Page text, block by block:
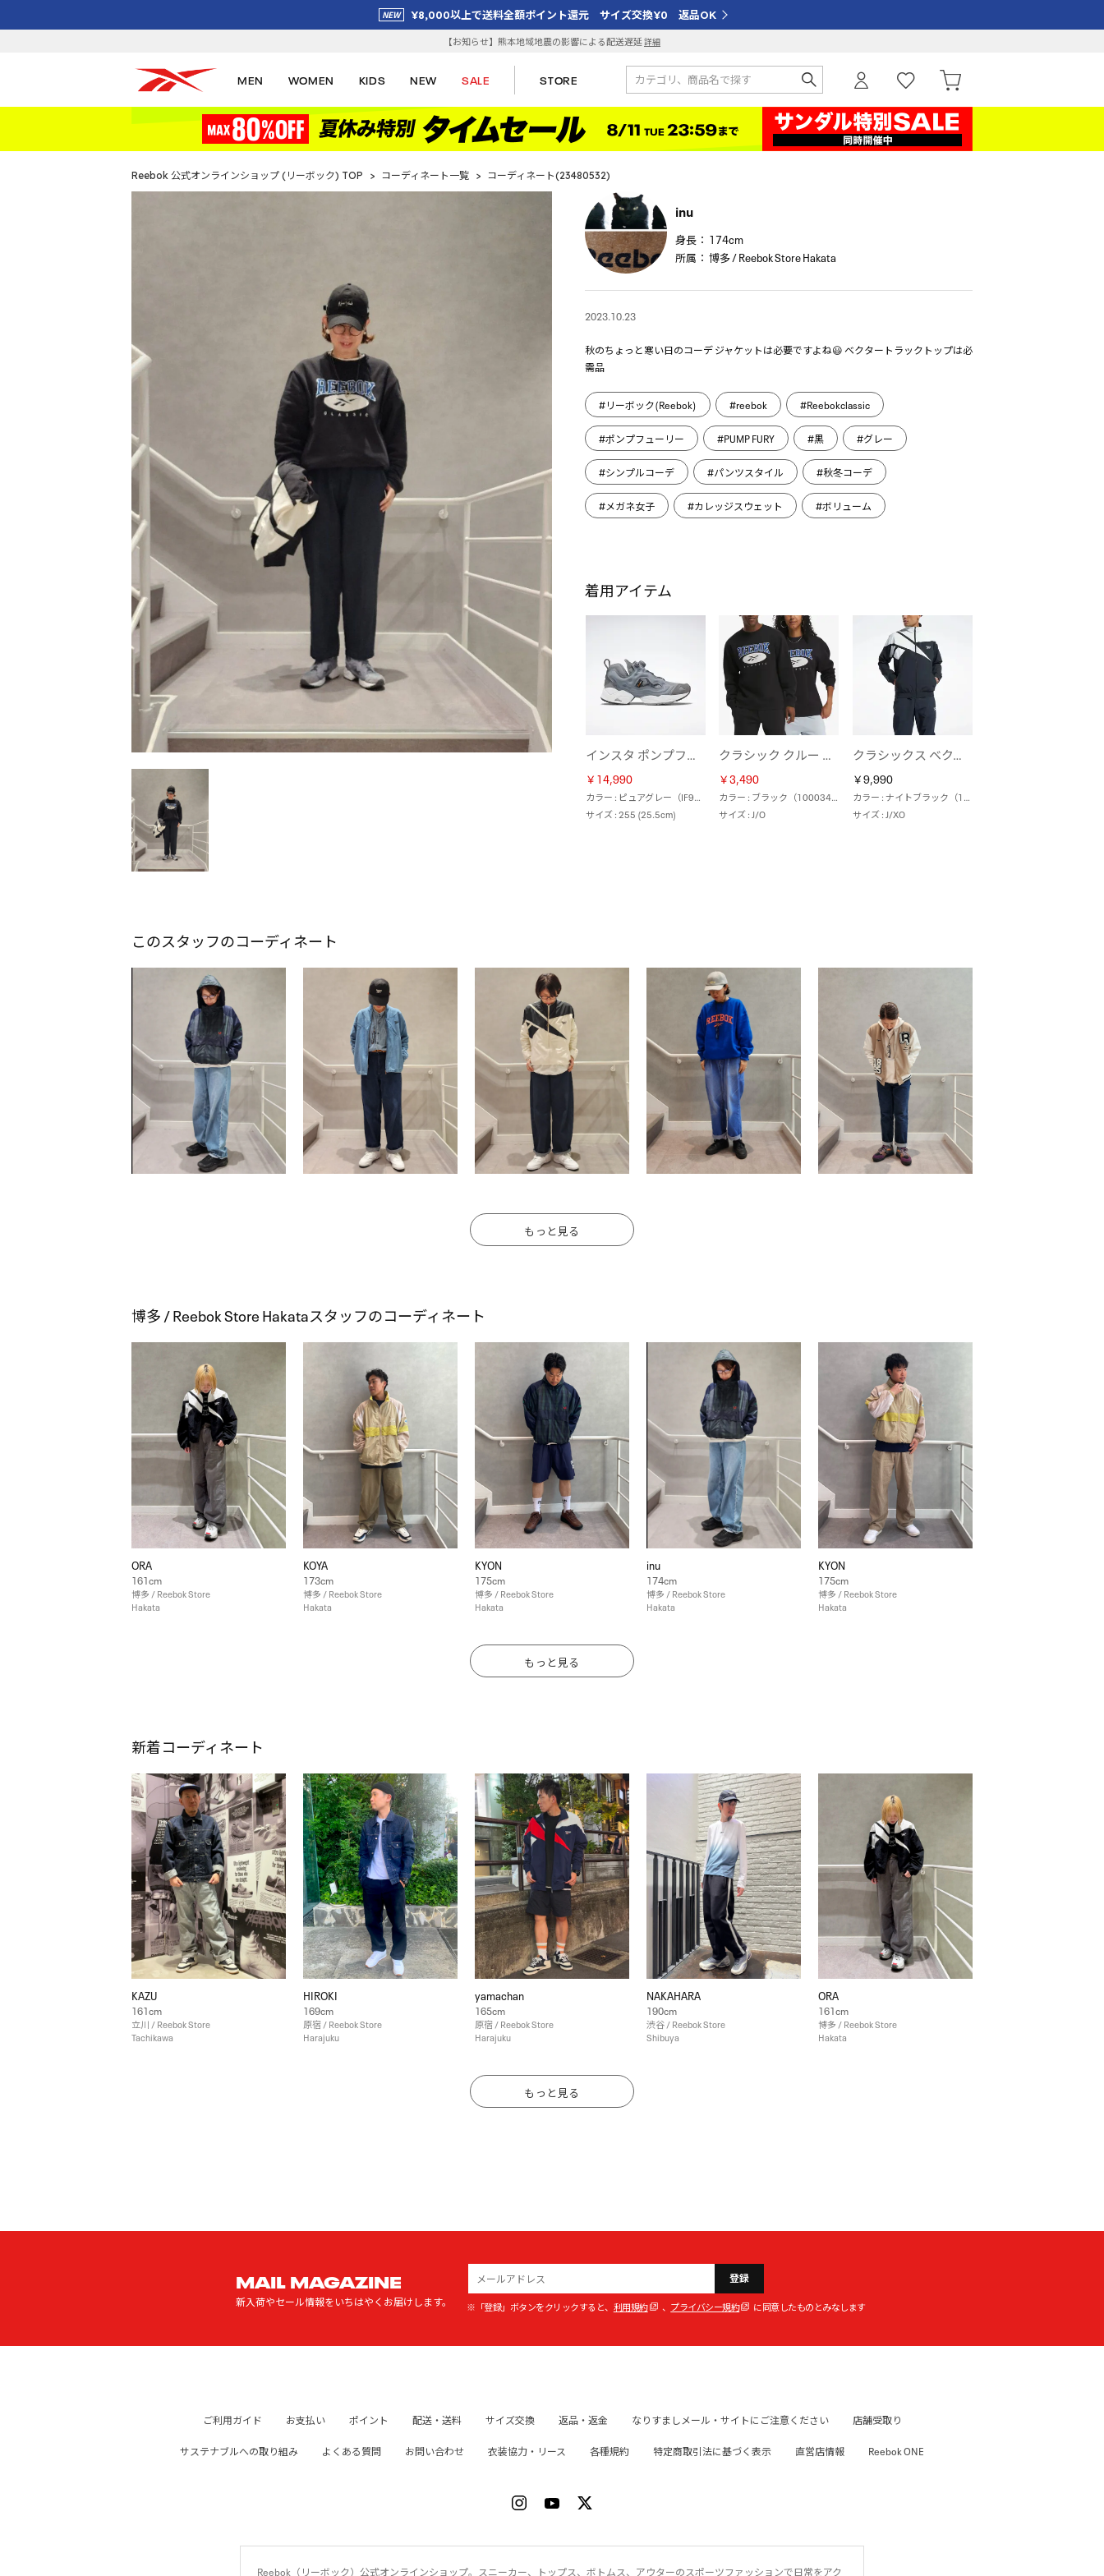
¥8,000以上で送料全額ポイント還元 サイズ交換¥0 返品OK
【お知らせ】熊本地域地震の影響による配送遅延詳細
MEN WOMEN KIDS NEW SALE STORE
Reebok 公式オンラインショップ (リーボック) TOP > コーディネート一覧 > コーディネート(23480532)
inu
身長： 174cm
所属： 博多 / Reebok Store Hakata
2023.10.23
秋のちょっと寒い日のコーデ ジャケットは必要ですよね😃 ベクタートラックトップは必
需品
#リーボック(Reebok) #reebok #Reebokclassic
#ポンプフューリー #PUMP FURY #黒 #グレー
#シンプルコーデ #パンツスタイル #秋冬コーデ
#メガネ女子 #カレッジスウェット #ボリューム
着用アイテム
インスタ ポンプフューリー 95 / INSTAPUMP FURY 95 （ピュアグレー）
￥14,990
カラー : ピュアグレー（IF9916）
サイズ : 255 (25.5cm)
クラシック クルー スウェット / CLASSIC AE CREW SEWAT （ブラック）
￥3,490
カラー : ブラック（100034602）
サイズ : J/O
クラシックス ベクター トラック ジャケット / Classics Vector Track Jacket （ナイトブラック）
￥9,990
カラー : ナイトブラック（100022968）
サイズ : J/XO
このスタッフのコーディネート
もっと見る
博多 / Reebok Store Hakataスタッフのコーディネート
ORA
161cm
博多 / Reebok Store
Hakata
KOYA
173cm
博多 / Reebok Store
Hakata
KYON
175cm
博多 / Reebok Store
Hakata
inu
174cm
博多 / Reebok Store
Hakata
KYON
175cm
博多 / Reebok Store
Hakata
もっと見る
新着コーディネート
KAZU
161cm
立川 / Reebok Store
Tachikawa
HIROKI
169cm
原宿 / Reebok Store
Harajuku
yamachan
165cm
原宿 / Reebok Store
Harajuku
NAKAHARA
190cm
渋谷 / Reebok Store
Shibuya
ORA
161cm
博多 / Reebok Store
Hakata
もっと見る
MAIL MAGAZINE
新入荷やセール情報をいちはやくお届けします。
登録
※「登録」ボタンをクリックすると、 利用規約 、 プライバシー規約 に同意したものとみなします
ご利用ガイド お支払い ポイント 配送・送料 サイズ交換 返品・返金 なりすましメール・サイトにご注意ください 店舗受取り
サステナブルへの取り組み よくある質問 お問い合わせ 衣装協力・リース 各種規約 特定商取引法に基づく表示 直営店情報 Reebok ONE
Reebok（リーボック）公式オンラインショップ。スニーカー、トップス、ボトムス、アウターのスポーツファッションで日常をアク